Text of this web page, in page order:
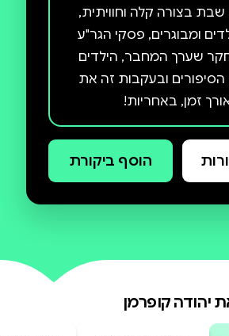
בצורה קלה וחוויתית,
ומבוגרים, פסקי הגר"ע
שערך המחבר, הילדים
הסיפורים ובעקבות זה את
זמן, באחריות!
הוסף ביקורת
יהודה קופרמן